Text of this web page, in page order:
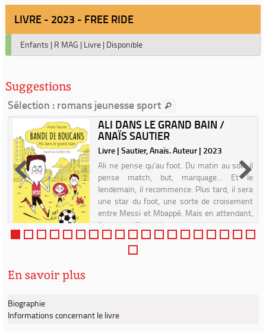
LIVRE - 2023 - FREE RIDE
Enfants | R MAG | Livre | Disponible
Suggestions
Sélection : romans jeunesse sport
ALI DANS LE GRAND BAIN /
ANAÏS SAUTIER
Livre | Sautier, Anaïs. Auteur | 2023
Ali ne pense qu’au foot. Du matin au soir, il
pense match, but, marquage… Et le
lendemain, il recommence. Plus tard, il sera
une star du foot, une sorte de croisement
entre Messi et Mbappé. Mais en attendant,
il a un problème, et ...
En savoir plus
Biographie
Informations concernant le livre